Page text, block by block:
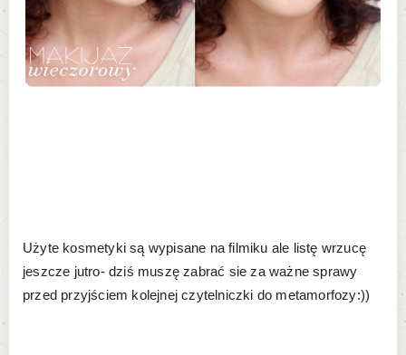
Użyte kosmetyki są wypisane na filmiku ale listę wrzucę
jeszcze jutro- dziś muszę zabrać sie za ważne sprawy
przed przyjściem kolejnej czytelniczki do metamorfozy:))